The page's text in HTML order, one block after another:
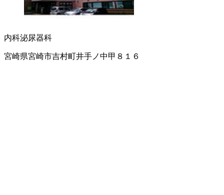
内科泌尿器科
宮崎県宮崎市吉村町井手ノ中甲８１６